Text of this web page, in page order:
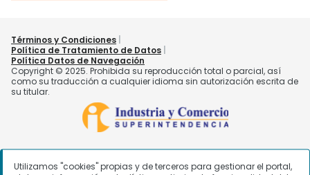
Utilizamos "cookies" propias y de terceros para gestionar el portal,